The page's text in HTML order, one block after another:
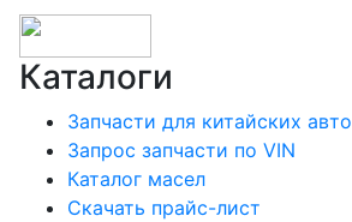
Каталоги
Запчасти для китайских авто
Запрос запчасти по VIN
Каталог масел
Скачать прайс-лист